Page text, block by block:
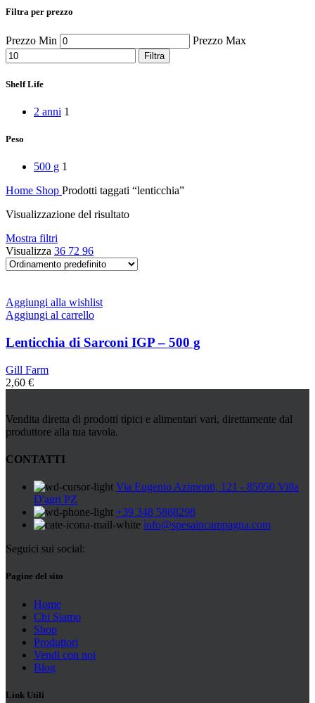
Peperoncino
Prodotti da forno
Rafano
Semi
Sott’oli e conserve
Sughi pronti e passate
Vari
Filtra per prezzo
Prezzo Min Prezzo Max
Filtra
Shelf Life
2 anni 1
Peso
500 g 1
Home Shop Prodotti taggati “lenticchia”
Visualizzazione del risultato
Mostra filtri
Visualizza 36 72 96
Aggiungi alla wishlist
Aggiungi al carrello
Lenticchia di Sarconi IGP – 500 g
Gill Farm
2,60 €
Vendita diretta di prodotti tipici e alimentari vari, direttamente dal
produttore alla tua tavola.
CONTATTI
Via Eugenio Azimonti, 121 - 85050 Villa
D'agri PZ
+39 348 5888298
info@spesaincampagna.com
Seguici sui social:
Pagine del sito
Home
Chi Siamo
Shop
Produttori
Vendi con noi
Blog
Link Utili